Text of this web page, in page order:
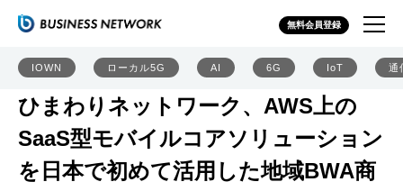
無料会員登録
IOWN ローカル5G AI 6G IoT 通
ひまわりネットワーク、AWS上の
SaaS型モバイルコアソリューション
を日本で初めて活用した地域BWA商